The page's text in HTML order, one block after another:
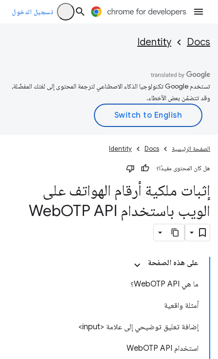
تسجيل الدخول
Docs
Identity
تستخدم Google تكنولوجيا الذكاء الاصطناعي لترجمة المحتوى إلى لغتك المفضّلة،
وقد تتضمّن بعض الأخطاء.
الصفحة الرئيسية Docs
Identity
هل كان المحتوى مفيدًا؟
إثبات ملكية أرقام الهواتف على
الويب باستخدام Web OTP API
على هذه الصفحة
ما هي WebOTP API؟
أمثلة واقعية
إضافة تعليق توضيحي إلى علامة <input>
استخدام WebOTP API